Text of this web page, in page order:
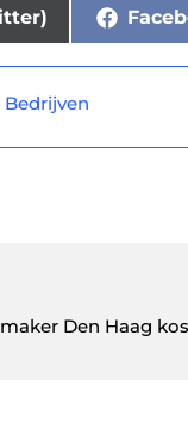
Bedrijven
Den Haag